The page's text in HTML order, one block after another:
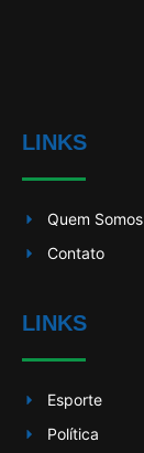
LINKS
Quem Somos
Contato
LINKS
Esporte
Política